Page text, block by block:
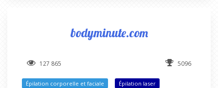
bodyminute.com
127 865 5096
Épilation corporelle et faciale
Épilation laser